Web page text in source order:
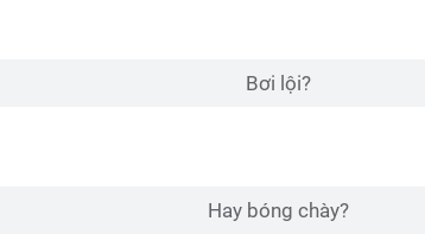
Bơi lội?
Hay bóng chày?